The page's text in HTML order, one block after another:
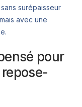
surépaisseur
avec une
pour